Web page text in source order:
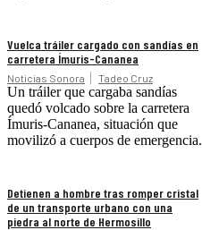
Vuelca tráiler cargado con sandías en
carretera Ímuris-Cananea
Noticias Sonora Tadeo Cruz
Un tráiler que cargaba sandías
quedó volcado sobre la carretera
Ímuris-Cananea, situación que
movilizó a cuerpos de emergencia.
Detienen a hombre tras romper cristal
de un transporte urbano con una
piedra al norte de Hermosillo